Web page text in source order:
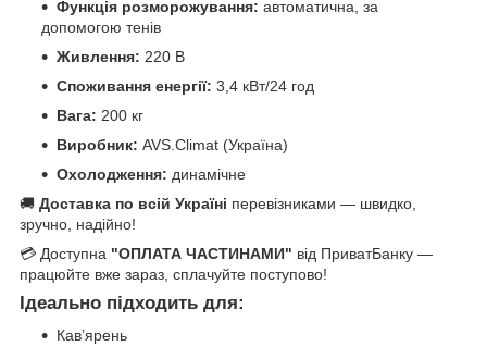
Функція розморожування: автоматична, за
допомогою тенів
Живлення: 220 В
Споживання енергії: 3,4 кВт/24 год
Вага: 200 кг
Виробник: AVS.Climat (Україна)
Охолодження: динамічне
🚚 Доставка по всій Україні перевізниками — швидко,
зручно, надійно!
💳 Доступна "ОПЛАТА ЧАСТИНАМИ" від ПриватБанку —
працюйте вже зараз, сплачуйте поступово!
Ідеально підходить для:
Кав’ярень